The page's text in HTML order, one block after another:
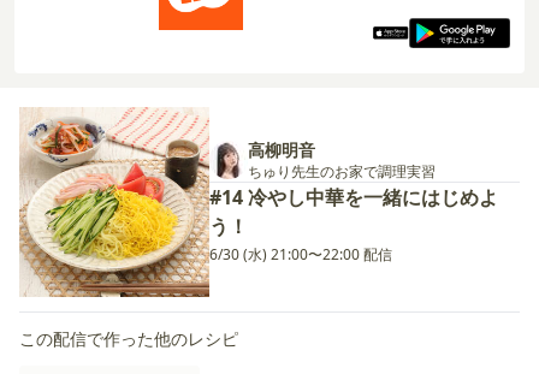
高柳明音
ちゅり先生のお家で調理実習
#14 冷やし中華を一緒にはじめよ
う！
6/30 (水) 21:00〜22:00 配信
この配信で作った他のレシピ